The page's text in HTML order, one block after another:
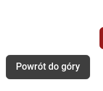
Powrót do góry